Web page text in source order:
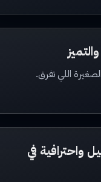
اللي تفرق.
واحترافية في